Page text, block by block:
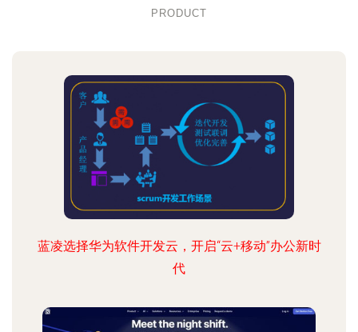
PRODUCT
蓝凌选择华为软件开发云，开启“云+移动”办公新时
代